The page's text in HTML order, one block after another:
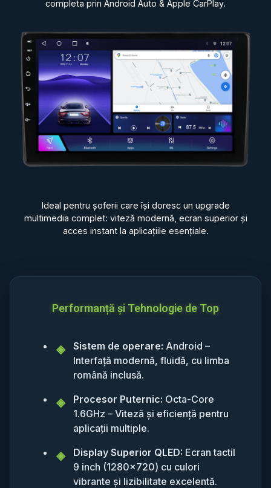
completa prin Android Auto & Apple CarPlay.
Ideal pentru șoferii care își doresc un upgrade
multimedia complet: viteză modernă, ecran superior și
acces instant la aplicațiile esențiale.
Performanță și Tehnologie de Top
Sistem de operare: Android –
Interfață modernă, fluidă, cu limba
română inclusă.
Procesor Puternic: Octa-Core
1.6GHz – Viteză și eficiență pentru
aplicații multiple.
Display Superior QLED: Ecran tactil
9 inch (1280x720) cu culori
vibrante și lizibilitate excelentă.